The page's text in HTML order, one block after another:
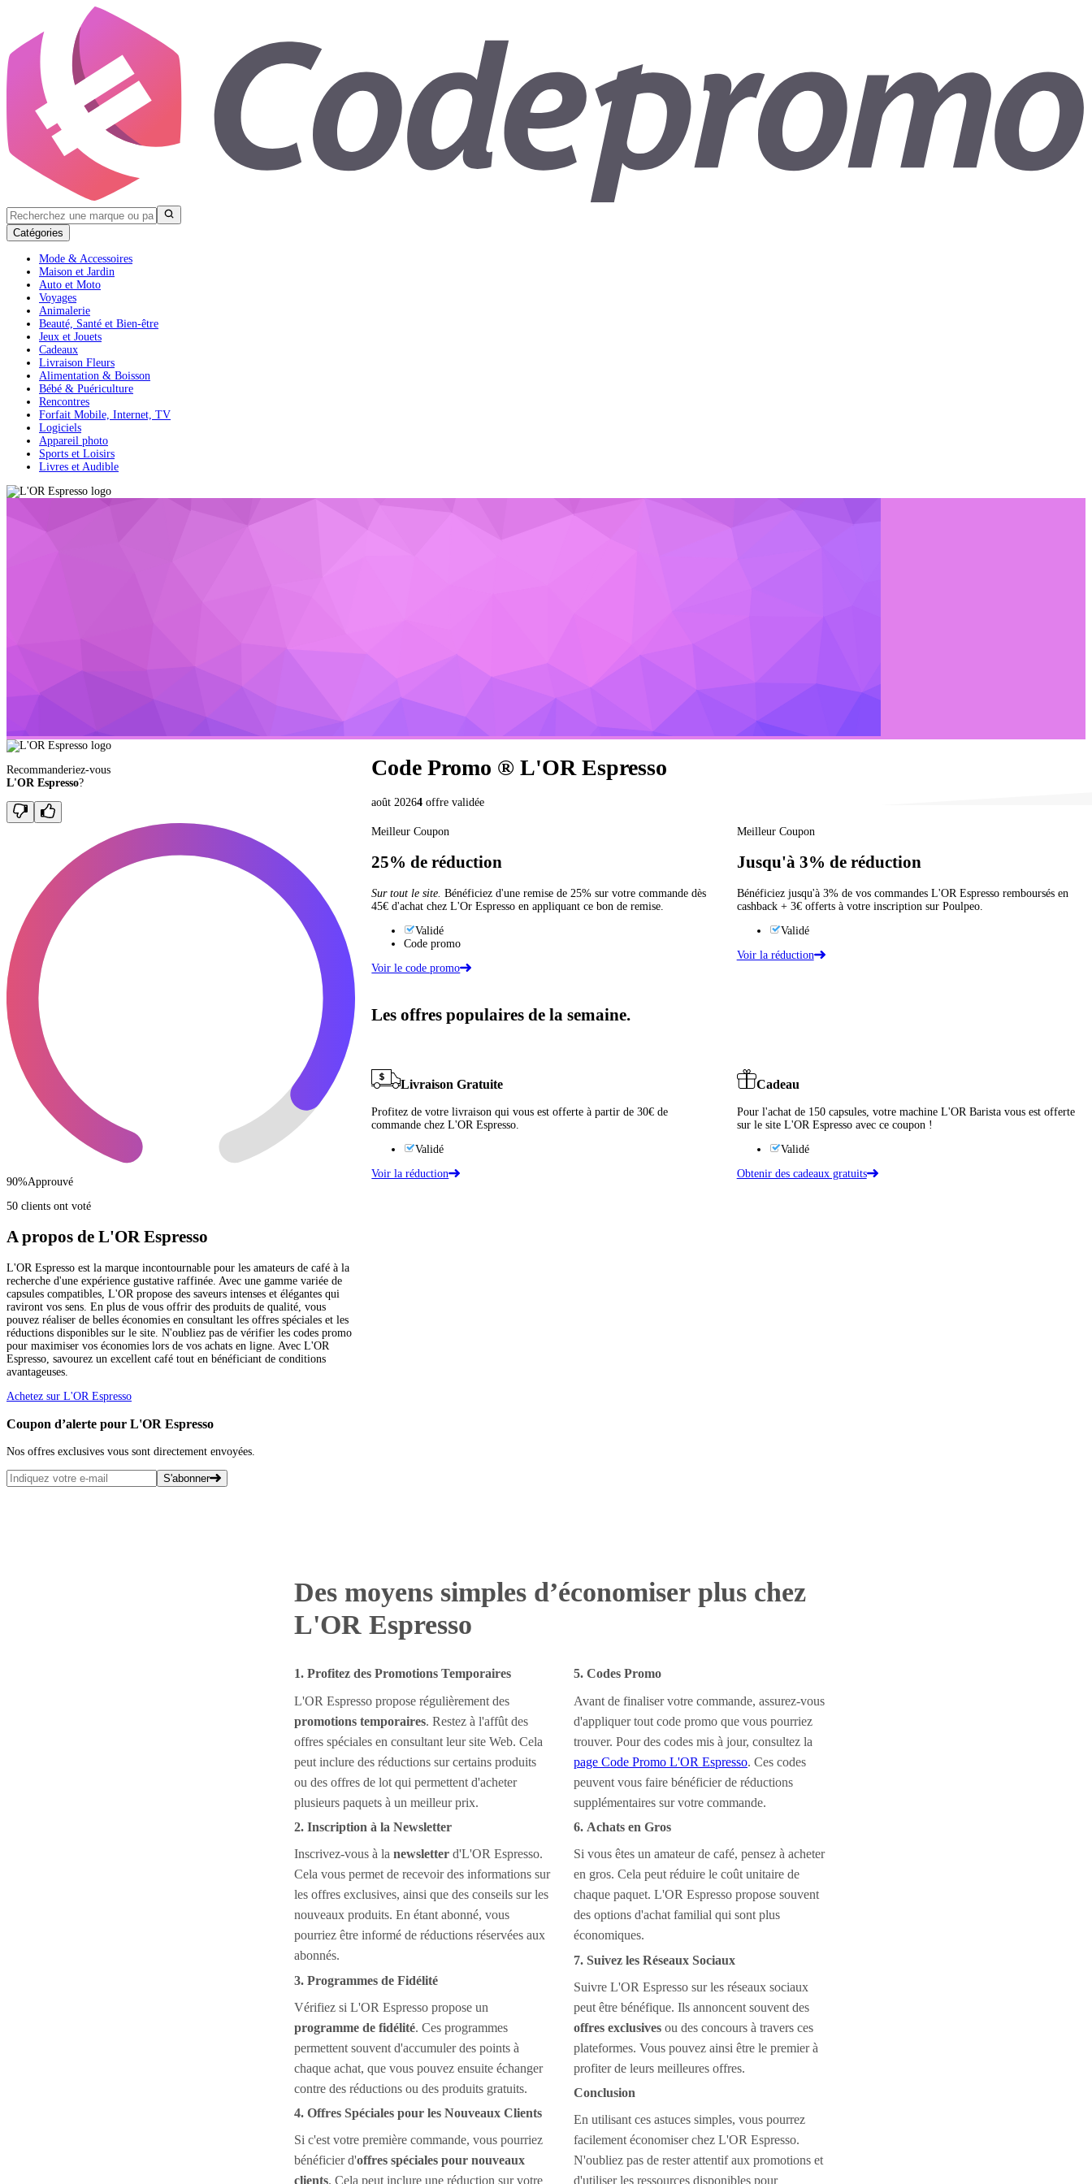
Catégories
Mode & Accessoires
Maison et Jardin
Auto et Moto
Voyages
Animalerie
Beauté, Santé et Bien-être
Jeux et Jouets
Cadeaux
Livraison Fleurs
Alimentation & Boisson
Bébé & Puériculture
Rencontres
Forfait Mobile, Internet, TV
Logiciels
Appareil photo
Sports et Loisirs
Livres et Audible
Code Promo ® L'OR Espresso
août 20264 offre validée
Meilleur Coupon
25% de réduction
Sur tout le site. Bénéficiez d'une remise de 25% sur votre commande dès
45€ d'achat chez L'Or Espresso en appliquant ce bon de remise.
Validé
Code promo
Voir le code promo
Meilleur Coupon
Jusqu'à 3% de réduction
Bénéficiez jusqu'à 3% de vos commandes L'OR Espresso remboursés en
cashback + 3€ offerts à votre inscription sur Poulpeo.
Validé
Voir la réduction
Les offres populaires de la semaine.
Livraison Gratuite
Profitez de votre livraison qui vous est offerte à partir de 30€ de
commande chez L'OR Espresso.
Validé
Voir la réduction
Cadeau
Pour l'achat de 150 capsules, votre machine L'OR Barista vous est offerte
sur le site L'OR Espresso avec ce coupon !
Validé
Obtenir des cadeaux gratuits
Recommanderiez-vous
L'OR Espresso?
90%Approuvé
50 clients ont voté
A propos de L'OR Espresso
L'OR Espresso est la marque incontournable pour les amateurs de café à la
recherche d'une expérience gustative raffinée. Avec une gamme variée de
capsules compatibles, L'OR propose des saveurs intenses et élégantes qui
raviront vos sens. En plus de vous offrir des produits de qualité, vous
pouvez réaliser de belles économies en consultant les offres spéciales et les
réductions disponibles sur le site. N'oubliez pas de vérifier les codes promo
pour maximiser vos économies lors de vos achats en ligne. Avec L'OR
Espresso, savourez un excellent café tout en bénéficiant de conditions
avantageuses.
Achetez sur L'OR Espresso
Coupon d’alerte pour L'OR Espresso
Nos offres exclusives vous sont directement envoyées.
S'abonner
Des moyens simples d’économiser plus chez
L'OR Espresso
1. Profitez des Promotions Temporaires
L'OR Espresso propose régulièrement des
promotions temporaires. Restez à l'affût des
offres spéciales en consultant leur site Web. Cela
peut inclure des réductions sur certains produits
ou des offres de lot qui permettent d'acheter
plusieurs paquets à un meilleur prix.
2. Inscription à la Newsletter
Inscrivez-vous à la newsletter d'L'OR Espresso.
Cela vous permet de recevoir des informations sur
les offres exclusives, ainsi que des conseils sur les
nouveaux produits. En étant abonné, vous
pourriez être informé de réductions réservées aux
abonnés.
3. Programmes de Fidélité
Vérifiez si L'OR Espresso propose un
programme de fidélité. Ces programmes
permettent souvent d'accumuler des points à
chaque achat, que vous pouvez ensuite échanger
contre des réductions ou des produits gratuits.
4. Offres Spéciales pour les Nouveaux Clients
Si c'est votre première commande, vous pourriez
bénéficier d'offres spéciales pour nouveaux
clients. Cela peut inclure une réduction sur votre
5. Codes Promo
Avant de finaliser votre commande, assurez-vous
d'appliquer tout code promo que vous pourriez
trouver. Pour des codes mis à jour, consultez la
page Code Promo L'OR Espresso. Ces codes
peuvent vous faire bénéficier de réductions
supplémentaires sur votre commande.
6. Achats en Gros
Si vous êtes un amateur de café, pensez à acheter
en gros. Cela peut réduire le coût unitaire de
chaque paquet. L'OR Espresso propose souvent
des options d'achat familial qui sont plus
économiques.
7. Suivez les Réseaux Sociaux
Suivre L'OR Espresso sur les réseaux sociaux
peut être bénéfique. Ils annoncent souvent des
offres exclusives ou des concours à travers ces
plateformes. Vous pouvez ainsi être le premier à
profiter de leurs meilleures offres.
Conclusion
En utilisant ces astuces simples, vous pourrez
facilement économiser chez L'OR Espresso.
N'oubliez pas de rester attentif aux promotions et
d'utiliser les ressources disponibles pour